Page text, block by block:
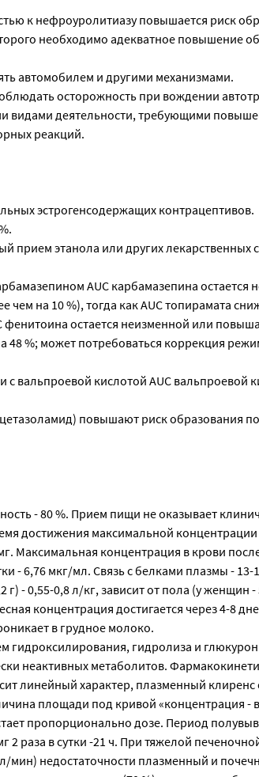
к нефроуролитиазу повышается риск
необходимо адекватное повышение
автомобилем и другими механизмами.
осторожность при вождении
видами деятельности, требующими
реакций.
эстрогенсодержащих контрацептивов.
прием этанола или других лекарственных
AUC карбамазепина остается
чем на 10 %), тогда как AUC топирамата
остается неизменной или
48 %; может потребоваться коррекция
вальпроевой кислотой AUC вальпроевой
повышают риск образования
- 80 %. Прием пищи не оказывает
достижения максимальной
Максимальная концентрация в крови
- 6,76 мкг/мл. Связь с белками плазмы -
- 0,55-0,8 л/кг, зависит от пола (у женщин -
концентрация достигается через 4-8
в грудное молоко.
гидроксилирования, гидролиза и
неактивных метаболитов.
линейный характер, плазменный клиренс
площади под кривой «концентрация -
пропорционально дозе. Период
2 раза в сутки -21 ч. При тяжелой
мин) недостаточности плазменный и